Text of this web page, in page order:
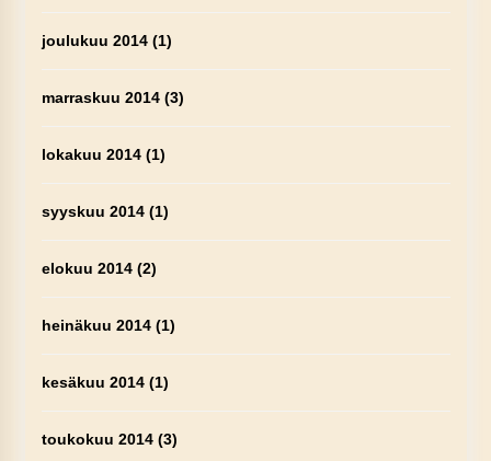
joulukuu 2014(1)
marraskuu 2014(3)
lokakuu 2014(1)
syyskuu 2014(1)
elokuu 2014(2)
heinäkuu 2014(1)
kesäkuu 2014(1)
toukokuu 2014(3)